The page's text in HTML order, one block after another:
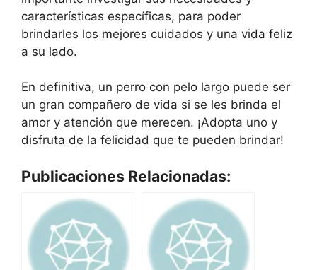
características específicas, para poder
brindarles los mejores cuidados y una vida feliz
a su lado.
En definitiva, un perro con pelo largo puede ser
un gran compañero de vida si se les brinda el
amor y atención que merecen. ¡Adopta uno y
disfruta de la felicidad que te pueden brindar!
Publicaciones Relacionadas: